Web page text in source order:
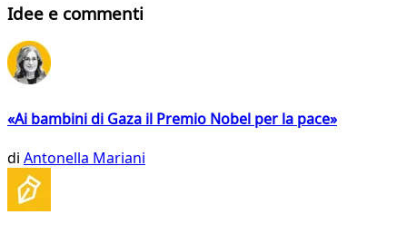
Idee e commenti
«Ai bambini di Gaza il Premio Nobel per la pace»
di Antonella Mariani